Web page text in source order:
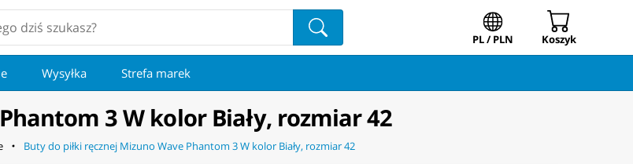
PL / PLN Koszyk
Wysyłka Strefa marek
3 W kolor Biały, rozmiar 42
Buty do piłki ręcznej Mizuno Wave Phantom 3 W kolor Biały, rozmiar 42